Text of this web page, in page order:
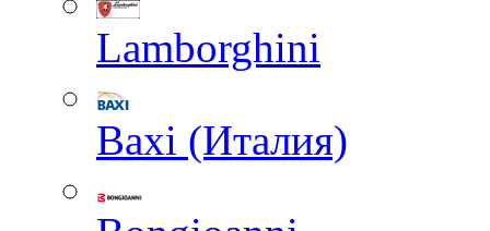
Lamborghini
Baxi (Италия)